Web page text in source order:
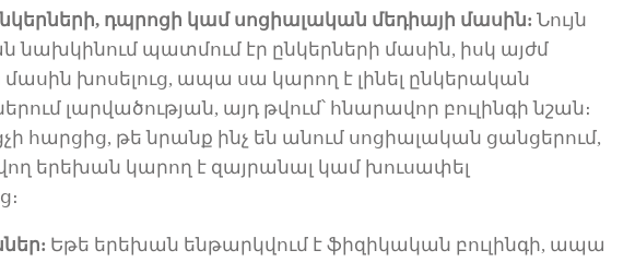
դպրոցի կամ սոցիալական մեդիայի մասին: Նույն
նախկինում պատմում էր ընկերների մասին, իսկ այժմ
խոսելուց, ապա սա կարող է լինել ընկերական
լարվածության, այդ թվում՝ հնարավոր բուլինգի նշան։
հարցից, թե նրանք ինչ են անում սոցիալական ցանցերում,
երեխան կարող է զայրանալ կամ խուսափել
: Եթե երեխան ենթարկվում է ֆիզիկական բուլինգի, ապա